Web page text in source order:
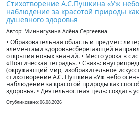
Стихотворение А.С.Пушкина «Уж
наблюдение за красотой природы
душевного здоровья
Автор: Миннигузина Алёна Сергеевна
• Образовательная область и предмет:
элементами здоровьесберегающей
открытия новых знаний. • Место урока в
«Поэтическая тетрадь». • Связь:
(окружающий мир, изобразительное
стихотворение А.С. Пушкина «Уж небо
наблюдение за красотой природы как
здоровья. • Деятельностная цель: создать
Опубликовано: 06.08.2026